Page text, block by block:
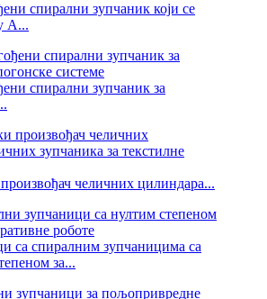
спирални зупчаник који се
А...
спирални зупчаник за
челичних цилиндара...
са спиралним зупчаницима са
за...